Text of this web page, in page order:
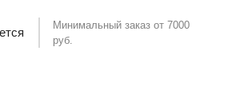
Минимальный заказ от 7000
руб.